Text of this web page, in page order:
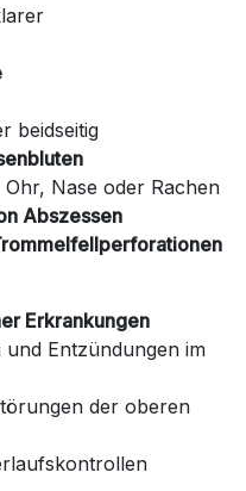
beidseitig
Ohr, Nase oder Rachen
Abszessen
Erkrankungen
Entzündungen im
der oberen